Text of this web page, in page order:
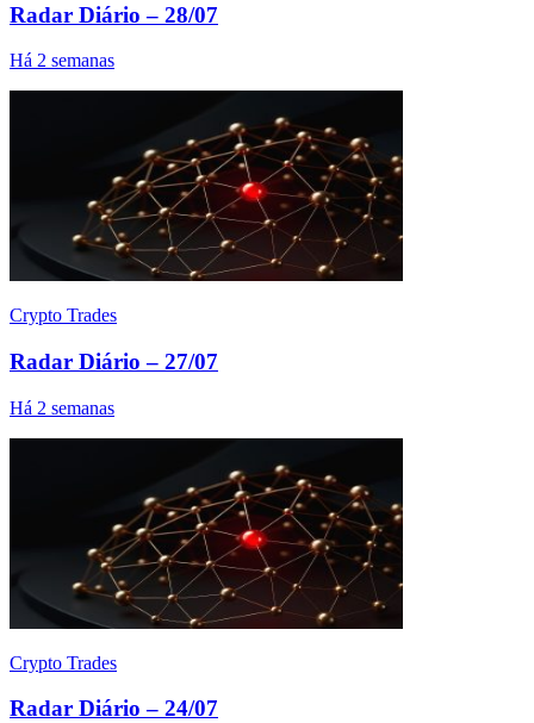
Radar Diário – 28/07
Há 2 semanas
Crypto Trades
Radar Diário – 27/07
Há 2 semanas
Crypto Trades
Radar Diário – 24/07